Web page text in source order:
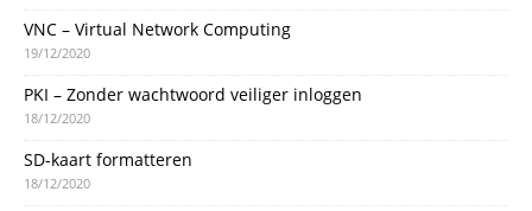
VNC – Virtual Network Computing
19/12/2020
PKI – Zonder wachtwoord veiliger inloggen
18/12/2020
SD-kaart formatteren
18/12/2020